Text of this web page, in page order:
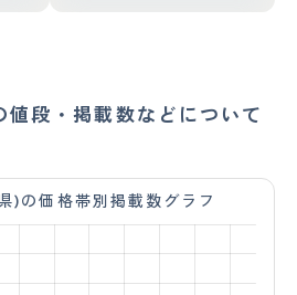
値段・掲載数などについて
)の価格帯別掲載数グラフ